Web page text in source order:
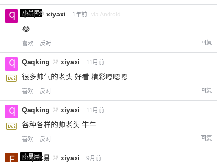
小黑屋
qwq @ xiyaxi 1年前 via Android
😂
喜欢 反对 回复
Qaqking @ xiyaxi 11月前
很多帅气的老头 好看 精彩嗯嗯嗯
喜欢 反对 回复
Qaqking @ xiyaxi 11月前
各种各样的帅老头 牛牛
喜欢 反对 回复
小黑屋
Emp木易 @ xiyaxi 9月前